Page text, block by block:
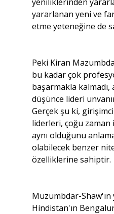
yararlanan yeni ve
etme yeteneğine de
Peki Kiran
bu kadar çok
başarmakla kalmadı,
düşünce lideri
Gerçek şu ki,
liderleri, çoğu
aynı olduğunu
olabilecek benzer
özelliklerine sahiptir.
Muzumbdar-
Hindistan'ın